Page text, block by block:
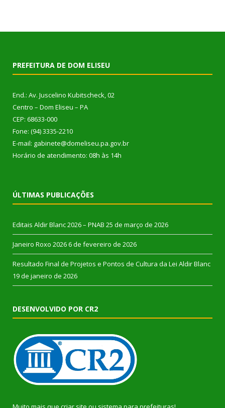
PREFEITURA DE DOM ELISEU
End.: Av. Juscelino Kubitscheck, 02
Centro – Dom Eliseu – PA
CEP: 68633-000
Fone: (94) 3335-2210
E-mail: gabinete@domeliseu.pa.gov.br
Horário de atendimento: 08h às 14h
ÚLTIMAS PUBLICAÇÕES
Editais Aldir Blanc 2026 – PNAB 25 de março de 2026
Janeiro Roxo 2026 6 de fevereiro de 2026
Resultado Final de Projetos e Pontos de Cultura da Lei Aldir Blanc
19 de janeiro de 2026
DESENVOLVIDO POR CR2